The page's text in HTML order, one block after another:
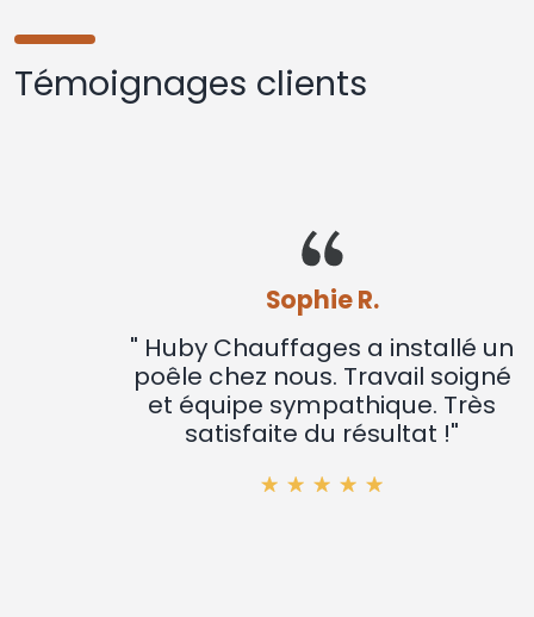
Témoignages clients
Sophie R.
" Huby Chauffages a installé un
poêle chez nous. Travail soigné
et équipe sympathique. Très
satisfaite du résultat !"